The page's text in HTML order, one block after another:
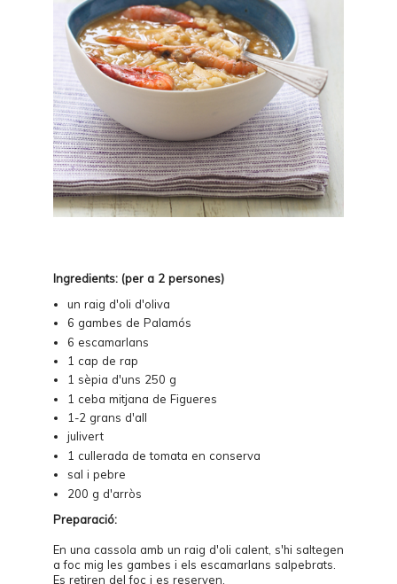
Ingredients: (per a 2 persones)
un raig d'oli d'oliva
6 gambes de Palamós
6 escamarlans
1 cap de rap
1 sèpia d'uns 250 g
1 ceba mitjana de Figueres
1-2 grans d'all
julivert
1 cullerada de tomata en conserva
sal i pebre
200 g d'arròs
Preparació:
En una cassola amb un raig d'oli calent, s'hi saltegen
a foc mig les gambes i els escamarlans salpebrats.
Es retiren del foc i es reserven.